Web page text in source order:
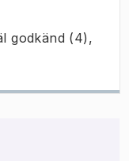
godkänd (4),